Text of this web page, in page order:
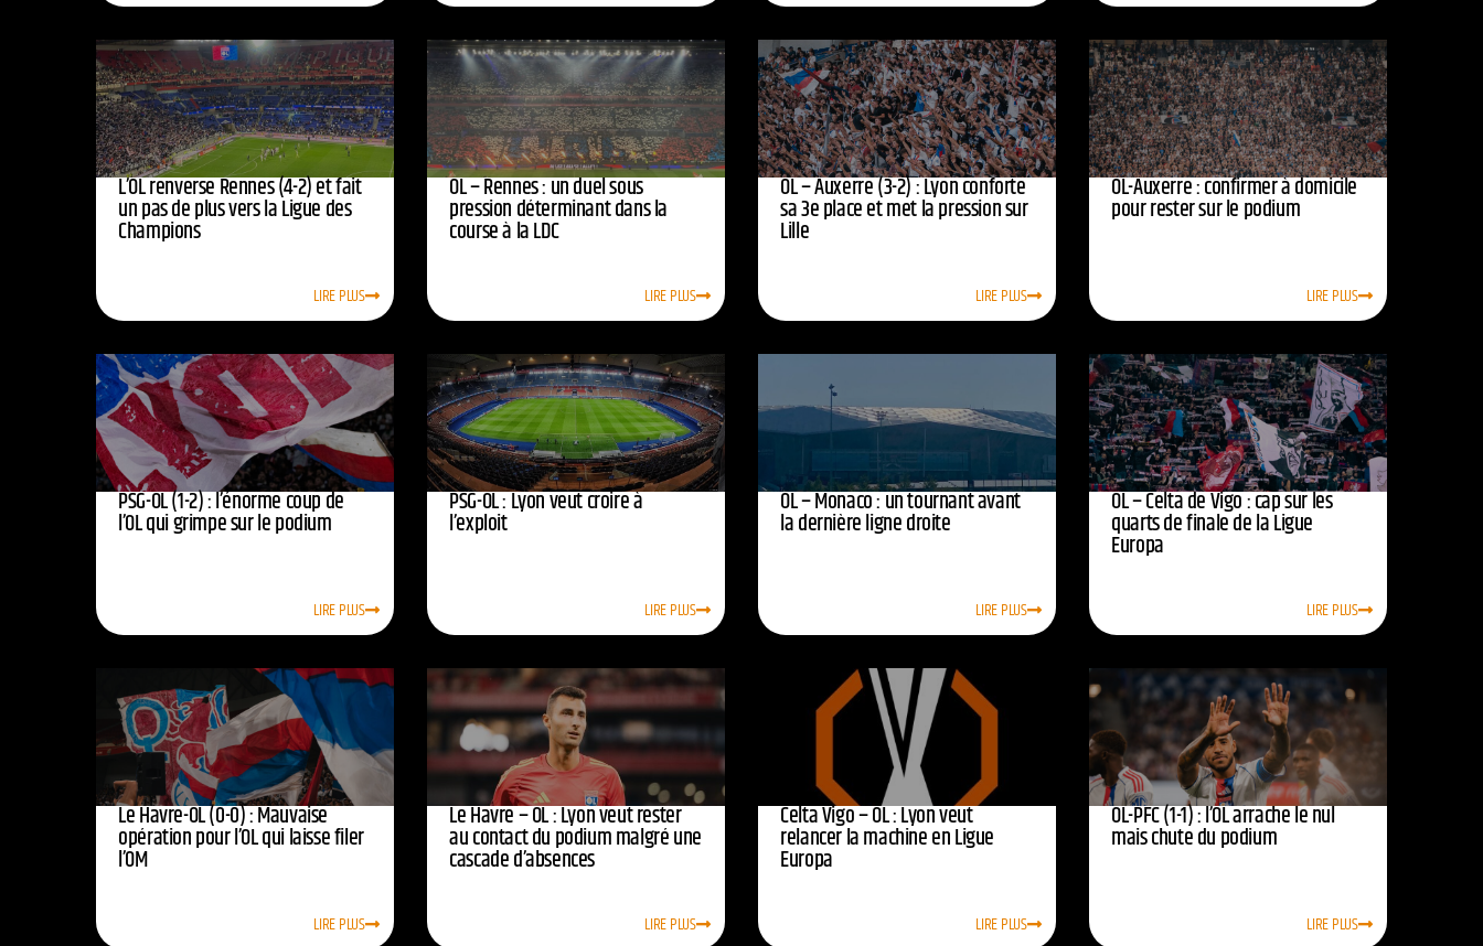
L’OL renverse Rennes (4-2) et fait
un pas de plus vers la Ligue des
Champions
LIRE PLUS
OL – Rennes : un duel sous
pression déterminant dans la
course à la LDC
LIRE PLUS
OL – Auxerre (3-2) : Lyon conforte
sa 3e place et met la pression sur
Lille
LIRE PLUS
OL-Auxerre : confirmer à domicile
pour rester sur le podium
LIRE PLUS
PSG-OL (1-2) : l’énorme coup de
l’OL qui grimpe sur le podium
LIRE PLUS
PSG-OL : Lyon veut croire à
l’exploit
LIRE PLUS
OL – Monaco : un tournant avant
la dernière ligne droite
LIRE PLUS
OL – Celta de Vigo : cap sur les
quarts de finale de la Ligue
Europa
LIRE PLUS
Le Havre-OL (0-0) : Mauvaise
opération pour l’OL qui laisse filer
l’OM
LIRE PLUS
Le Havre – OL : Lyon veut rester
au contact du podium malgré une
cascade d’absences
LIRE PLUS
Celta Vigo – OL : Lyon veut
relancer la machine en Ligue
Europa
LIRE PLUS
OL-PFC (1-1) : l’OL arrache le nul
mais chute du podium
LIRE PLUS